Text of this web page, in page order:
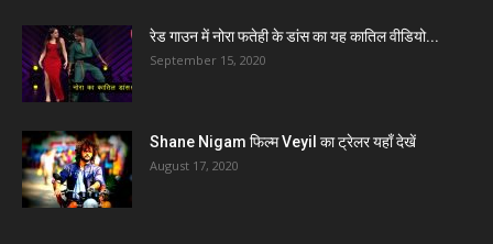
रेड गाउन में नोरा फतेही के डांस का यह कातिल वीडियो...
September 15, 2020
Shane Nigam फिल्म Veyil का ट्रेलर यहाँ देखें
August 17, 2020